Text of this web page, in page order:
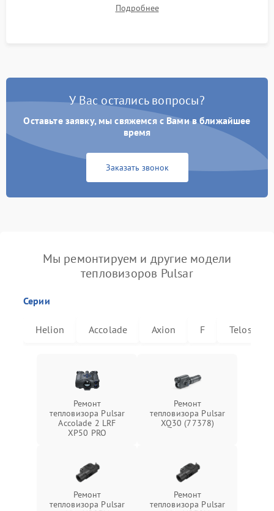
автономности работы и итоговый контроль качества.
Подробнее
У Вас остались вопросы?
Оставьте заявку, мы свяжемся с Вами в ближайшее
время
Заказать звонок
Мы ремонтируем и другие модели
тепловизоров Pulsar
Серии
Helion Accolade Axion F Telos
Ремонт
тепловизора Pulsar
Accolade 2 LRF
XP50 PRO
Ремонт
тепловизора Pulsar
XQ30 (77378)
Ремонт
тепловизора Pulsar
Ремонт
тепловизора Pulsar